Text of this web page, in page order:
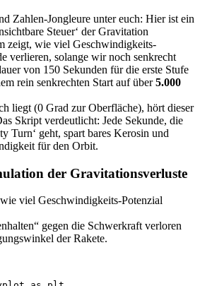
Zahlen-Jongleure unter euch: Hier ist ein
Steuer‘ der Gravitation
zeigt, wie viel Geschwindigkeits-
verlieren, solange wir noch senkrecht
von 150 Sekunden für die erste Stufe
rein senkrechten Start auf über5.000
liegt (0 Grad zur Oberfläche), hört dieser
Skript verdeutlicht: Jede Sekunde, die
Turn‘ geht, spart bares Kerosin und
für den Orbit.
der Gravitationsverluste​
viel Geschwindigkeits-Potenzial
gegen die Schwerkraft verloren
der Rakete.